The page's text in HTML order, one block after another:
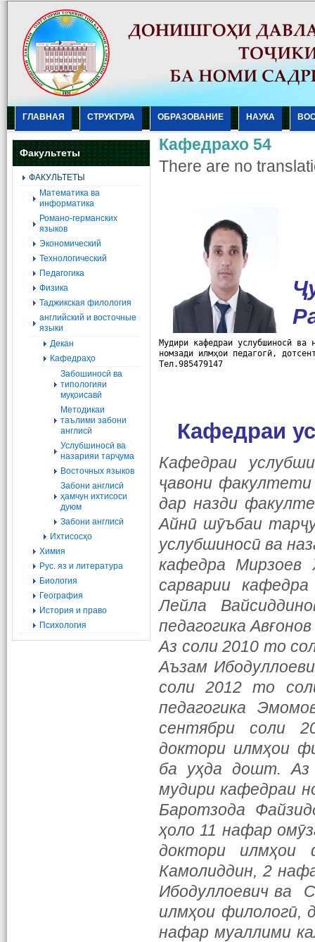
ГЛАВНАЯ СТРУКТУРА ОБРАЗОВАНИЕ НАУКА
Факультеты
ФАКУЛЬТЕТЫ
Mатематика ва
информатика
Романо-германских
языков
Экономический
Технологический
Педагогика
Физика
Таджикская филология
английский и восточные
языки
Декан
Кафедраҳо
Забошиносӣ ва
типологияи
муқоисавӣ
Методикаи
таълими забони
англисӣ
Услубшиносӣ ва
назарияи тарҷума
Восточных языков
Забони англисӣ
ҳамчун ихтисоси
дуюм
Забони англисӣ
Ихтисосҳо
Химия
Рус. яз и литература
Биология
География
История и право
Психология
Кафедрахо 54
There are no
Мудири кафедраи услубшиносӣ ва
номзади илмҳои педагогӣ,
Тел.985479147
Кафедраи
Кафедраи
ҷавони
дар назди
Айнӣ шӯъбаи
услубшиносӣ ва
кафедра Мирзоев
сарварии
Лейла
педагогика
Аз соли 2010 то
Аъзам
соли 2012 то
педагогика
сентябри соли
доктори илмҳои
ба уҳда дошт. Аз
мудири кафедраи
Баротзода
ҳоло 11 нафар
доктори илмҳои
Камолиддин, 2
Ибодуллоевич ва
илмҳои филологӣ,
нафар муаллими